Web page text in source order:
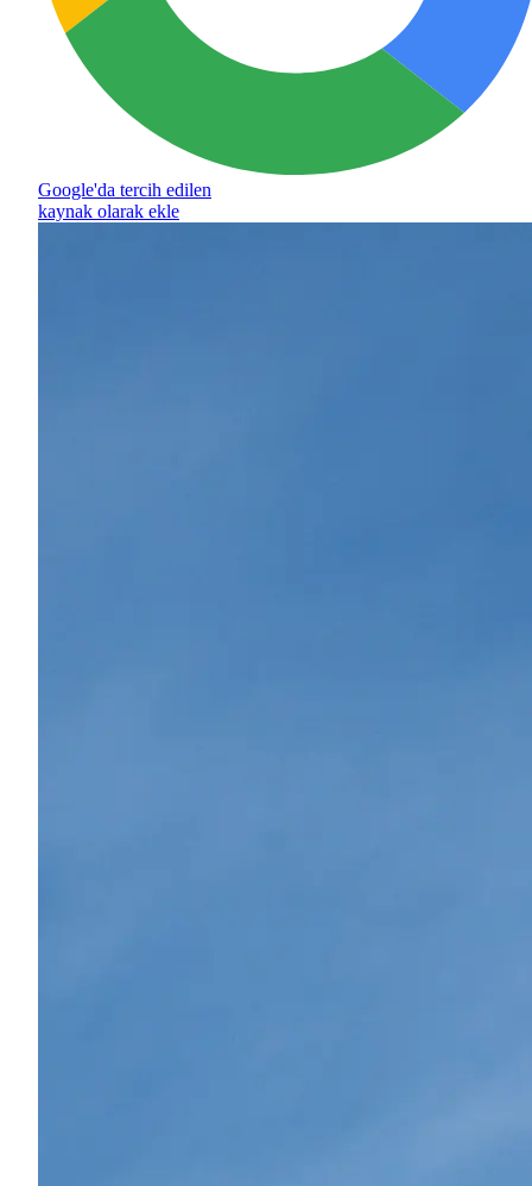
Google'da tercih edilen
kaynak olarak ekle